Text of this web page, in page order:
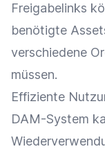
Freigabelinks
benötigte
verschiedene
müssen.
Effiziente
DAM-System